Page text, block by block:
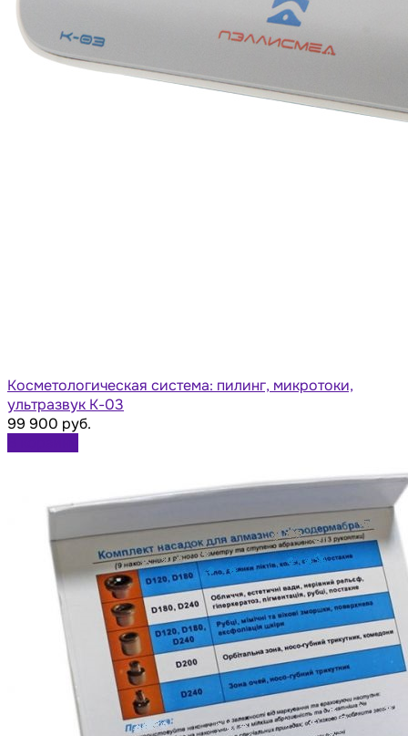
Косметологическая система: пилинг, микротоки,
ультразвук К-03
99 900 руб.